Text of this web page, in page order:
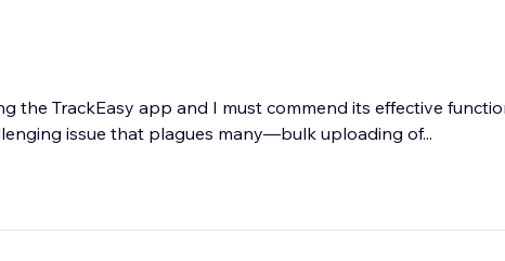
the TrackEasy app and I must commend its effective
issue that plagues many—bulk uploading of...